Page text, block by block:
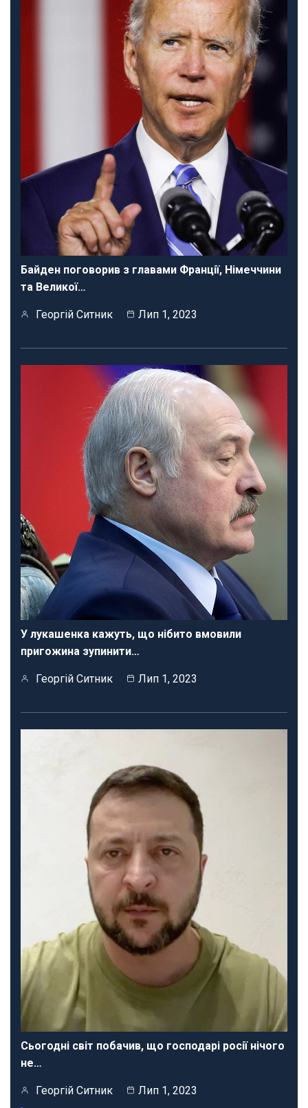
Байден поговорив з главами Франції, Німеччини
та Великої…
Георгій Ситник Лип 1, 2023
У лукашенка кажуть, що нібито вмовили
пригожина зупинити…
Георгій Ситник Лип 1, 2023
Сьогодні світ побачив, що господарі росії нічого
не…
Георгій Ситник Лип 1, 2023